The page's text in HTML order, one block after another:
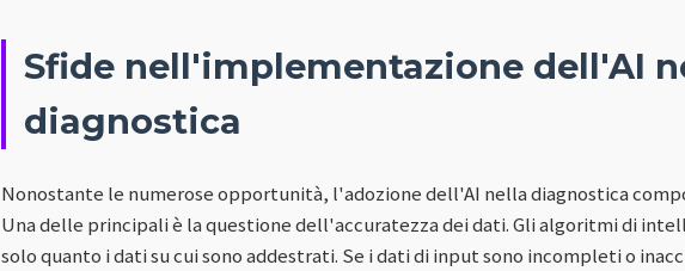
Sfide nell'implementazione dell'AI
diagnostica
Nonostante le numerose opportunità, l'adozione dell'AI nella diagnostica
Una delle principali è la questione dell'accuratezza dei dati. Gli algoritmi di
solo quanto i dati su cui sono addestrati. Se i dati di input sono incompleti o